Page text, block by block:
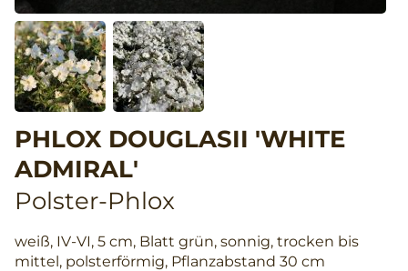
PHLOX DOUGLASII 'WHITE
ADMIRAL'
Polster-Phlox
weiß, IV-VI, 5 cm, Blatt grün, sonnig, trocken bis
mittel, polsterförmig, Pflanzabstand 30 cm